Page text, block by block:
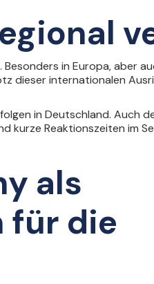
in Europa, aber
dieser internationalen
in Deutschland. Auch
Reaktionszeiten im
als
für die